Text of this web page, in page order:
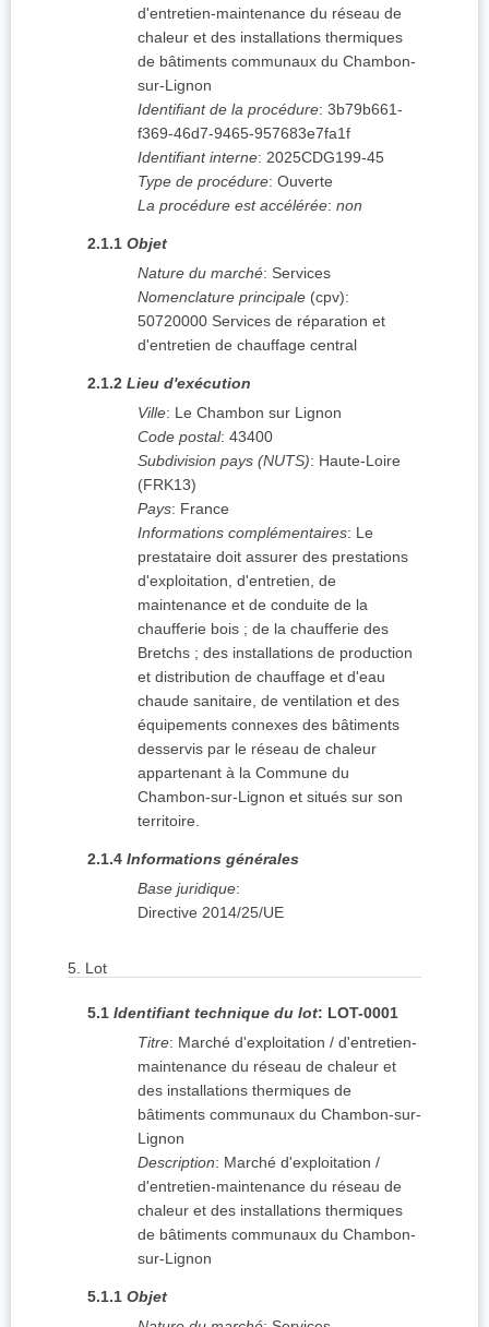
d'entretien-maintenance du réseau de
chaleur et des installations thermiques
de bâtiments communaux du Chambon-
sur-Lignon
Identifiant de la procédure: 3b79b661-
f369-46d7-9465-957683e7fa1f
Identifiant interne: 2025CDG199-45
Type de procédure: Ouverte
La procédure est accélérée: non
2.1.1 Objet
Nature du marché: Services
Nomenclature principale (cpv):
50720000 Services de réparation et
d'entretien de chauffage central
2.1.2 Lieu d'exécution
Ville: Le Chambon sur Lignon
Code postal: 43400
Subdivision pays (NUTS): Haute-Loire
(FRK13)
Pays: France
Informations complémentaires: Le
prestataire doit assurer des prestations
d'exploitation, d'entretien, de
maintenance et de conduite de la
chaufferie bois ; de la chaufferie des
Bretchs ; des installations de production
et distribution de chauffage et d'eau
chaude sanitaire, de ventilation et des
équipements connexes des bâtiments
desservis par le réseau de chaleur
appartenant à la Commune du
Chambon-sur-Lignon et situés sur son
territoire.
2.1.4 Informations générales
Base juridique:
Directive 2014/25/UE
5. Lot
5.1 Identifiant technique du lot: LOT-0001
Titre: Marché d'exploitation / d'entretien-
maintenance du réseau de chaleur et
des installations thermiques de
bâtiments communaux du Chambon-sur-
Lignon
Description: Marché d'exploitation /
d'entretien-maintenance du réseau de
chaleur et des installations thermiques
de bâtiments communaux du Chambon-
sur-Lignon
5.1.1 Objet